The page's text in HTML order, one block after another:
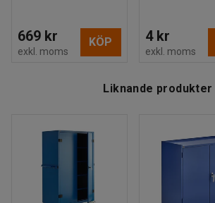
669 kr
exkl. moms
KÖP 4 kr
exkl. moms
Liknande produkter